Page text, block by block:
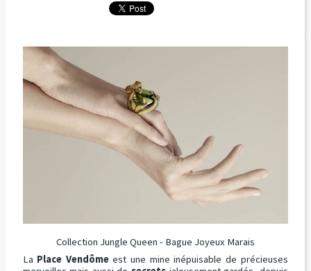
Collection Jungle Queen - Bague Joyeux Marais
La Place Vendômeest une mine inépuisable de précieuses